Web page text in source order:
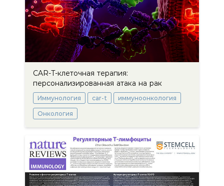
CAR-T-клеточная терапия:
персонализированная атака на рак
Иммунология car-t иммуноонкология
Онкология